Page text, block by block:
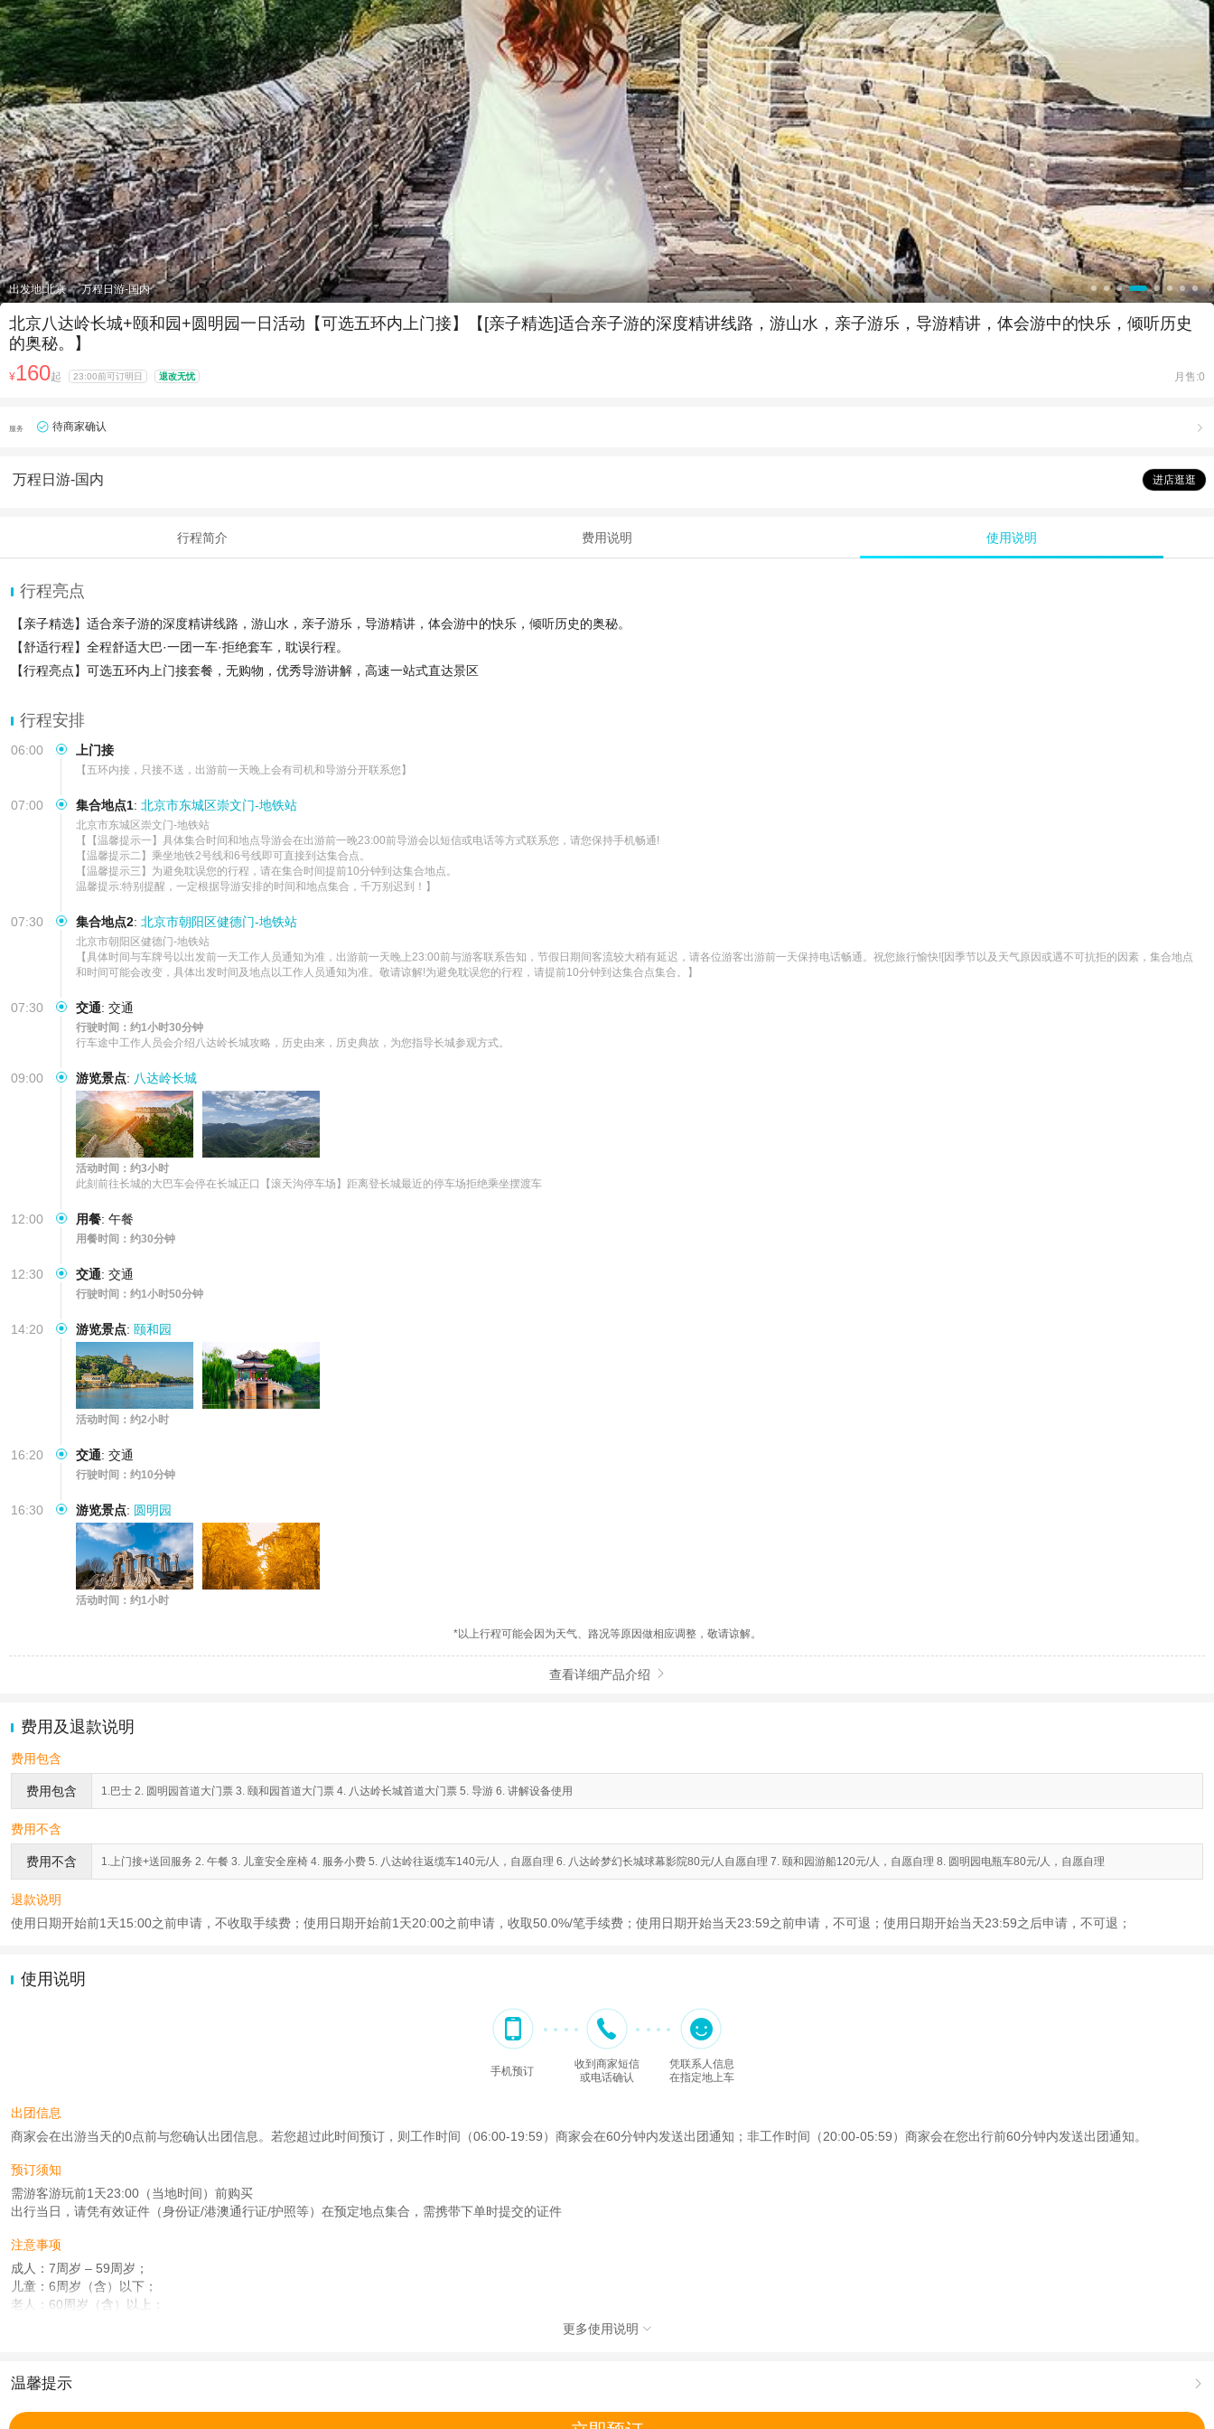
出发地:北京 万程日游-国内
北京八达岭长城+颐和园+圆明园一日活动【可选五环内上门接】【[亲子精选]适合亲子游的深度精讲线路，游山水，亲子游乐，导游精讲，体会游中的快乐，倾听历史
的奥秘。】
¥160起 23:00前可订明日 退改无忧 月售:0
服务 待商家确认 
万程日游-国内 进店逛逛
行程简介 费用说明 使用说明
行程亮点
【亲子精选】适合亲子游的深度精讲线路，游山水，亲子游乐，导游精讲，体会游中的快乐，倾听历史的奥秘。
【舒适行程】全程舒适大巴·一团一车·拒绝套车，耽误行程。
【行程亮点】可选五环内上门接套餐，无购物，优秀导游讲解，高速一站式直达景区
行程安排
06:00 上门接
【五环内接，只接不送，出游前一天晚上会有司机和导游分开联系您】
07:00 集合地点1: 北京市东城区崇文门-地铁站
北京市东城区崇文门-地铁站
【【温馨提示一】具体集合时间和地点导游会在出游前一晚23:00前导游会以短信或电话等方式联系您，请您保持手机畅通!
【温馨提示二】乘坐地铁2号线和6号线即可直接到达集合点。
【温馨提示三】为避免耽误您的行程，请在集合时间提前10分钟到达集合地点。
温馨提示:特别提醒，一定根据导游安排的时间和地点集合，千万别迟到！】
07:30 集合地点2: 北京市朝阳区健德门-地铁站
北京市朝阳区健德门-地铁站
【具体时间与车牌号以出发前一天工作人员通知为准，出游前一天晚上23:00前与游客联系告知，节假日期间客流较大稍有延迟，请各位游客出游前一天保持电话畅通。祝您旅行愉快![因季节以及天气原因或遇不可抗拒的因素，集合地点
和时间可能会改变，具体出发时间及地点以工作人员通知为准。敬请谅解!为避免耽误您的行程，请提前10分钟到达集合点集合。】
07:30 交通: 交通
行驶时间：约1小时30分钟
行车途中工作人员会介绍八达岭长城攻略，历史由来，历史典故，为您指导长城参观方式。
09:00 游览景点: 八达岭长城
活动时间：约3小时
此刻前往长城的大巴车会停在长城正口【滚天沟停车场】距离登长城最近的停车场拒绝乘坐摆渡车
12:00 用餐: 午餐
用餐时间：约30分钟
12:30 交通: 交通
行驶时间：约1小时50分钟
14:20 游览景点: 颐和园
活动时间：约2小时
16:20 交通: 交通
行驶时间：约10分钟
16:30 游览景点: 圆明园
活动时间：约1小时
*以上行程可能会因为天气、路况等原因做相应调整，敬请谅解。
查看详细产品介绍 
费用及退款说明
费用包含
费用包含 1.巴士 2. 圆明园首道大门票 3. 颐和园首道大门票 4. 八达岭长城首道大门票 5. 导游 6. 讲解设备使用
费用不含
费用不含 1.上门接+送回服务 2. 午餐 3. 儿童安全座椅 4. 服务小费 5. 八达岭往返缆车140元/人，自愿自理 6. 八达岭梦幻长城球幕影院80元/人自愿自理 7. 颐和园游船120元/人，自愿自理 8. 圆明园电瓶车80元/人，自愿自理
退款说明
使用日期开始前1天15:00之前申请，不收取手续费；使用日期开始前1天20:00之前申请，收取50.0%/笔手续费；使用日期开始当天23:59之前申请，不可退；使用日期开始当天23:59之后申请，不可退；
使用说明
手机预订
收到商家短信
或电话确认
凭联系人信息
在指定地上车
出团信息
商家会在出游当天的0点前与您确认出团信息。若您超过此时间预订，则工作时间（06:00-19:59）商家会在60分钟内发送出团通知；非工作时间（20:00-05:59）商家会在您出行前60分钟内发送出团通知。
预订须知
需游客游玩前1天23:00（当地时间）前购买
出行当日，请凭有效证件（身份证/港澳通行证/护照等）在预定地点集合，需携带下单时提交的证件
注意事项
成人：7周岁 – 59周岁；
儿童：6周岁（含）以下；
老人：60周岁（含）以上；
更多使用说明 
温馨提示 
1.去哪儿网提醒您注意人身安全，参加有一定危险性的室内或户外活动（如跳伞、潜水、滑雪等）前，请务必仔细阅读《风险提示》。